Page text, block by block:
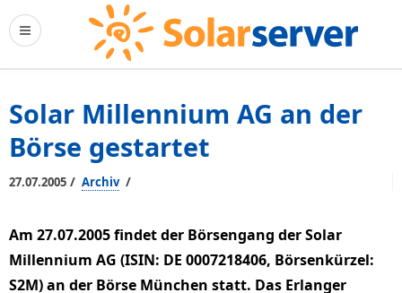
Solar Millennium AG an der
Börse gestartet
27.07.2005 / Archiv /
Am 27.07.2005 findet der Börsengang der Solar
Millennium AG (ISIN: DE 0007218406, Börsenkürzel:
S2M) an der Börse München statt. Das Erlanger